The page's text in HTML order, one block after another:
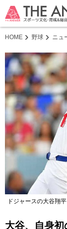
HOME 野球 ニュ
ドジャースの大谷翔
大谷、自身